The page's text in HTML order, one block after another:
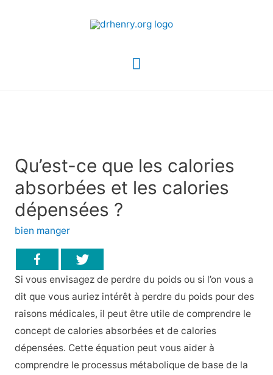
Menu
Qu’est-ce que les calories
absorbées et les calories
dépensées ?
bien manger
Si vous envisagez de perdre du poids ou si l’on vous a
dit que vous auriez intérêt à perdre du poids pour des
raisons médicales, il peut être utile de comprendre le
concept de calories absorbées et de calories
dépensées. Cette équation peut vous aider à
comprendre le processus métabolique de base de la